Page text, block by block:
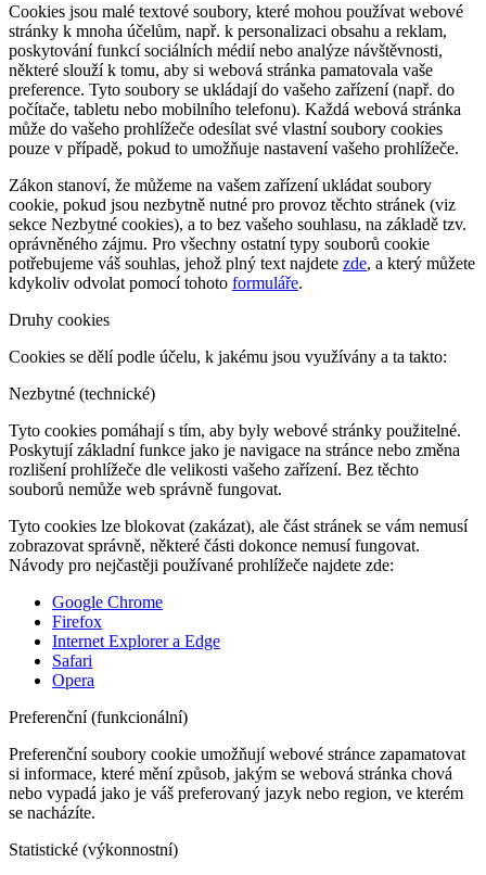
Cookies jsou malé textové soubory, které mohou používat webové
stránky k mnoha účelům, např. k personalizaci obsahu a reklam,
poskytování funkcí sociálních médií nebo analýze návštěvnosti,
některé slouží k tomu, aby si webová stránka pamatovala vaše
preference. Tyto soubory se ukládají do vašeho zařízení (např. do
počítače, tabletu nebo mobilního telefonu). Každá webová stránka
může do vašeho prohlížeče odesílat své vlastní soubory cookies
pouze v případě, pokud to umožňuje nastavení vašeho prohlížeče.
Zákon stanoví, že můžeme na vašem zařízení ukládat soubory
cookie, pokud jsou nezbytně nutné pro provoz těchto stránek (viz
sekce Nezbytné cookies), a to bez vašeho souhlasu, na základě tzv.
oprávněného zájmu. Pro všechny ostatní typy souborů cookie
potřebujeme váš souhlas, jehož plný text najdete zde, a který můžete
kdykoliv odvolat pomocí tohoto formuláře.
Druhy cookies
Cookies se dělí podle účelu, k jakému jsou využívány a ta takto:
Nezbytné (technické)
Tyto cookies pomáhají s tím, aby byly webové stránky použitelné.
Poskytují základní funkce jako je navigace na stránce nebo změna
rozlišení prohlížeče dle velikosti vašeho zařízení. Bez těchto
souborů nemůže web správně fungovat.
Tyto cookies lze blokovat (zakázat), ale část stránek se vám nemusí
zobrazovat správně, některé části dokonce nemusí fungovat.
Návody pro nejčastěji používané prohlížeče najdete zde:
Google Chrome
Firefox
Internet Explorer a Edge
Safari
Opera
Preferenční (funkcionální)
Preferenční soubory cookie umožňují webové stránce zapamatovat
si informace, které mění způsob, jakým se webová stránka chová
nebo vypadá jako je váš preferovaný jazyk nebo region, ve kterém
se nacházíte.
Statistické (výkonnostní)